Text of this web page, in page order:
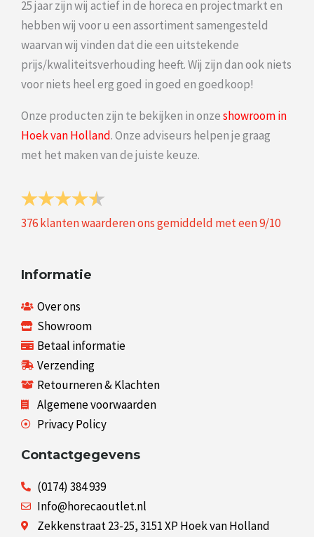
25 jaar zijn wij actief in de horeca en projectmarkt en
hebben wij voor u een assortiment samengesteld
waarvan wij vinden dat die een uitstekende
prijs/kwaliteitsverhouding heeft. Wij zijn dan ook niets
voor niets heel erg goed in goed en goedkoop!
Onze producten zijn te bekijken in onzeshowroom in
Hoek van Holland. Onze adviseurs helpen je graag
met het maken van de juiste keuze.
376klanten waarderen ons gemiddeld met een9/10
Informatie
Over ons
Showroom
Betaal informatie
Verzending
Retourneren & Klachten
Algemene voorwaarden
Privacy Policy
Contactgegevens
(0174) 384 939
Info@horecaoutlet.nl
Zekkenstraat 23-25, 3151 XP Hoek van Holland